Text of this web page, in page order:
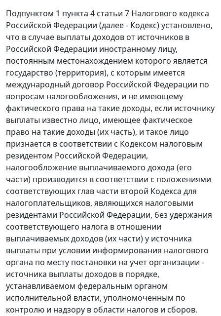
Подпунктом 1 пункта 4 статьи 7 Налогового кодекса
Российской Федерации (далее - Кодекс) установлено,
что в случае выплаты доходов от источников в
Российской Федерации иностранному лицу,
постоянным местонахождением которого является
государство (территория), с которым имеется
международный договор Российской Федерации по
вопросам налогообложения, и не имеющему
фактического права на такие доходы, если источнику
выплаты известно лицо, имеющее фактическое
право на такие доходы (их часть), и такое лицо
признается в соответствии с Кодексом налоговым
резидентом Российской Федерации,
налогообложение выплачиваемого дохода (его
части) производится в соответствии с положениями
соответствующих глав части второй Кодекса для
налогоплательщиков, являющихся налоговыми
резидентами Российской Федерации, без удержания
соответствующего налога в отношении
выплачиваемых доходов (их части) у источника
выплаты при условии информирования налогового
органа по месту постановки на учет организации -
источника выплаты доходов в порядке,
устанавливаемом федеральным органом
исполнительной власти, уполномоченным по
контролю и надзору в области налогов и сборов.